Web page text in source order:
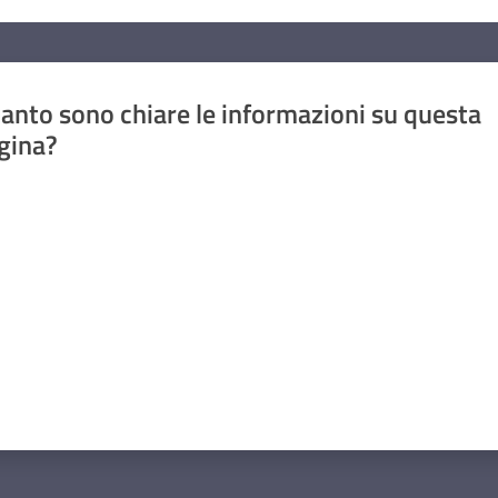
sono chiare le informazioni su questa